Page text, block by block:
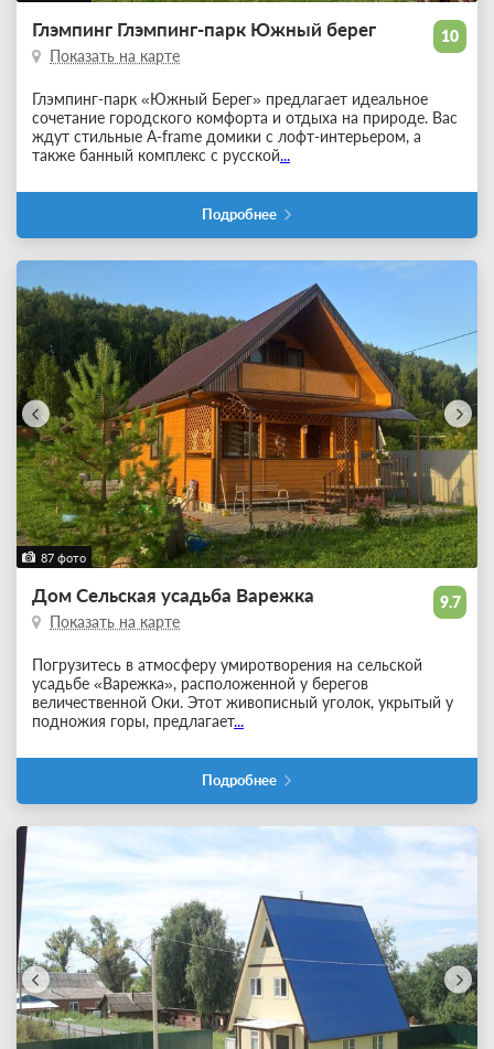
10
Глэмпинг Глэмпинг-парк Южный берег
Показать на карте
Глэмпинг-парк «Южный Берег» предлагает идеальное
сочетание городского комфорта и отдыха на природе. Вас
ждут стильные А-frame домики с лофт-интерьером, а
также банный комплекс с русской...
Подробнее
87 фото
9.7
Дом Сельская усадьба Варежка
Показать на карте
Погрузитесь в атмосферу умиротворения на сельской
усадьбе «Варежка», расположенной у берегов
величественной Оки. Этот живописный уголок, укрытый у
подножия горы, предлагает...
Подробнее